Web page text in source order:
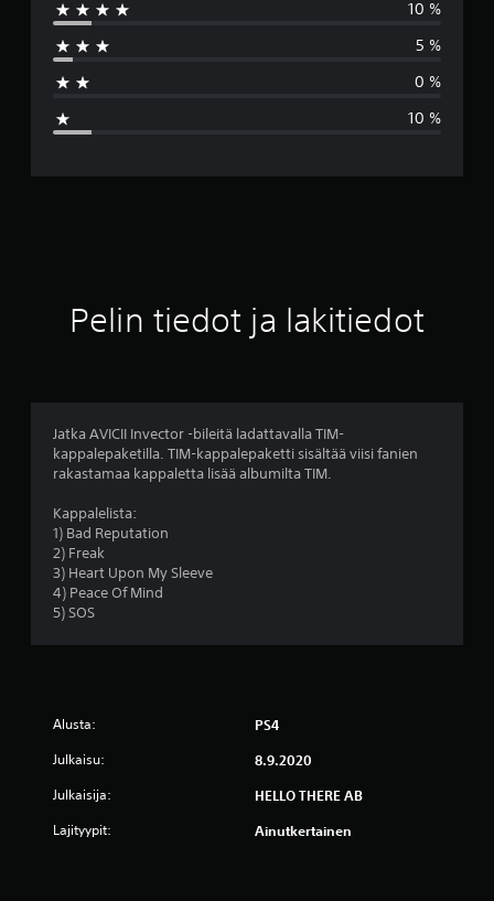
k
a
v
.
ä
10 %
5 %
0 %
10 %
Pelin tiedot ja lakitiedot
Jatka AVICII Invector -bileitä ladattavalla TIM-
kappalepaketilla. TIM-kappalepaketti sisältää viisi fanien
rakastamaa kappaletta lisää albumilta TIM.
Kappalelista:
1) Bad Reputation
2) Freak
3) Heart Upon My Sleeve
4) Peace Of Mind
5) SOS
Alusta: PS4
Julkaisu: 8.9.2020
Julkaisija: HELLO THERE AB
Lajityypit: Ainutkertainen